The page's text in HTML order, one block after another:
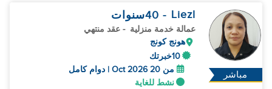
مباشر
Liezl
- 40 سنوات
عمالة خدمة منزلية - عقد منتهي
هونج كونج
10خبرتك
من 20 Oct 2026 | دوام كامل
نشط للغاية